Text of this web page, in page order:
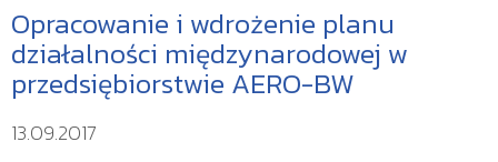
Opracowanie i wdrożenie planu
działalności międzynarodowej w
przedsiębiorstwie AERO-BW
13.09.2017